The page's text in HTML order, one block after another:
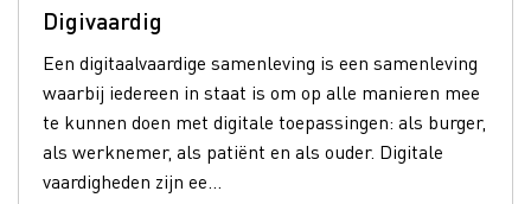
Digivaardig
Een digitaalvaardige samenleving is een samenleving
waarbij iedereen in staat is om op alle manieren mee
te kunnen doen met digitale toepassingen: als burger,
als werknemer, als patiënt en als ouder. Digitale
vaardigheden zijn ee...